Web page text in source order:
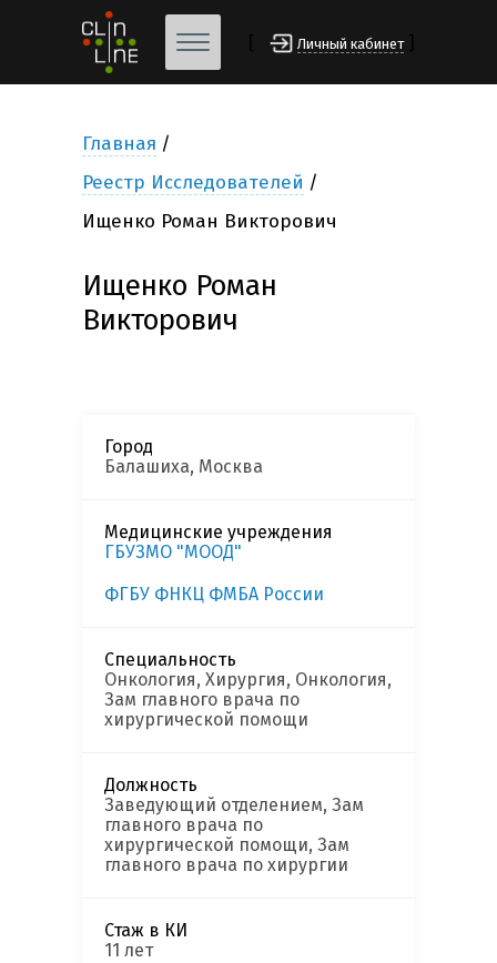
Личный кабинет
Главная
Реестр Исследователей
Ищенко Роман Викторович
Ищенко Роман
Викторович
Город
Балашиха, Москва
Медицинские учреждения
ГБУЗМО "МООД"
ФГБУ ФНКЦ ФМБА России
Специальность
Онкология, Хирургия, Онкология,
Зам главного врача по
хирургической помощи
Должность
Заведующий отделением, Зам
главного врача по
хирургической помощи, Зам
главного врача по хирургии
Стаж в КИ
11 лет